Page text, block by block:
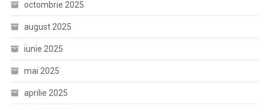
octombrie 2025
august 2025
iunie 2025
mai 2025
aprilie 2025